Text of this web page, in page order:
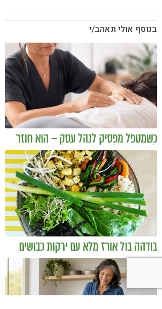
בנוסף אולי תאהב/י
כשמטפל מפסיק לנהל עסק – הוא חוזר
להיות מטפל
בודהה בול אורז מלא עם ירקות כבושים
ומקושקשת טופו